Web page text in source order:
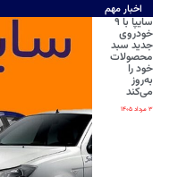
اخبار مهم
سایپا با ۹
خودروی
جدید سبد
محصولات
خود را
به‌روز
می‌کند
۳ مرداد ۱۴۰۵